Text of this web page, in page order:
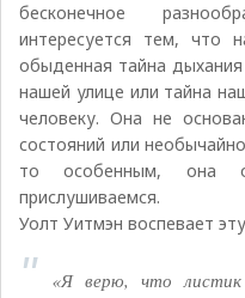
бесконечное
интересуется тем, что
обыденная тайна
нашей улице или тайна
человеку. Она не
состояний или
то особенным, она
прислушиваемся.
Уолт Уитмэн воспевает
«Я верю, что